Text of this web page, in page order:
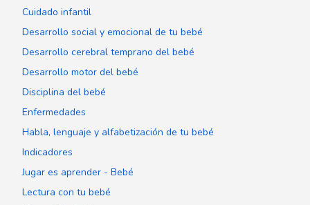
Cuidado infantil
Desarrollo social y emocional de tu bebé
Desarrollo cerebral temprano del bebé
Desarrollo motor del bebé
Disciplina del bebé
Enfermedades
Habla, lenguaje y alfabetización de tu bebé
Indicadores
Jugar es aprender - Bebé
Lectura con tu bebé